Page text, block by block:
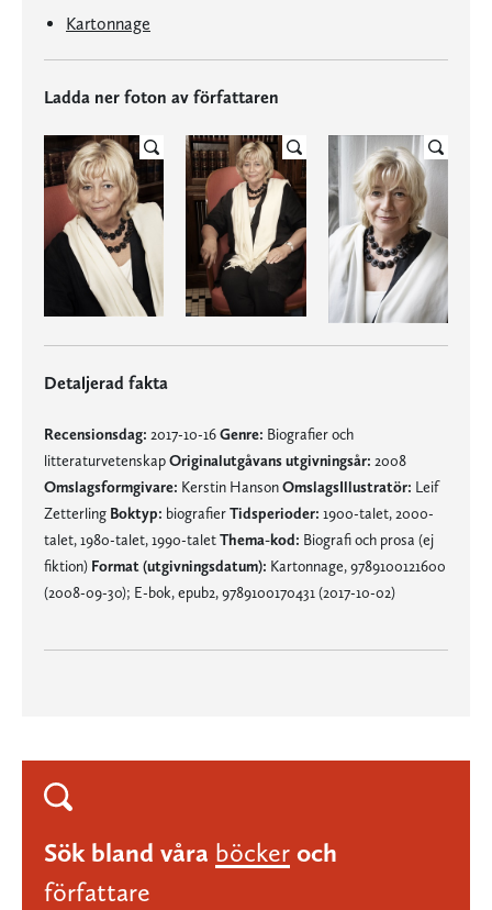
Kartonnage
Ladda ner foton av författaren
Detaljerad fakta
Recensionsdag: 2017-10-16Genre: Biografier och
litteraturvetenskapOriginalutgåvans utgivningsår: 2008
Omslagsformgivare: Kerstin HansonOmslagsIllustratör: Leif
Zetterling Boktyp: biografierTidsperioder: 1900-talet, 2000-
talet, 1980-talet, 1990-taletThema-kod: Biografi och prosa (ej
fiktion) Format (utgivningsdatum): Kartonnage, 9789100121600
(2008-09-30); E-bok, epub2, 9789100170431 (2017-10-02)
Sök bland våra böcker och
författare